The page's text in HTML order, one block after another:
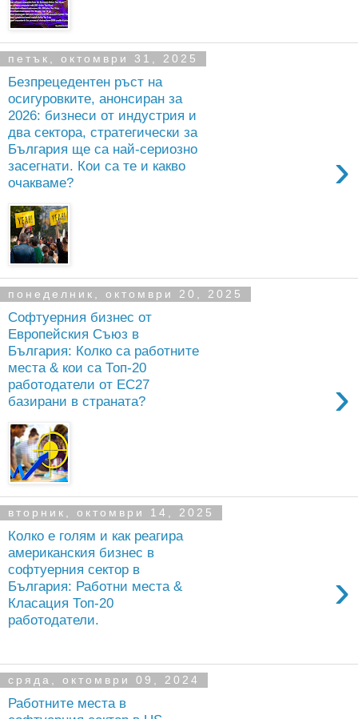
петък, октомври 31, 2025
Безпрецедентен ръст на
осигуровките, анонсиран за
2026: бизнеси от индустрия и
два сектора, стратегически за
България ще са най-сериозно
засегнати. Кои са те и какво
очакваме?
›
понеделник, октомври 20, 2025
Софтуерния бизнес от
Европейския Съюз в
България: Колко са работните
места & кои са Топ-20
работодатели от ЕС27
базирани в страната?
›
вторник, октомври 14, 2025
Колко е голям и как реагира
американския бизнес в
софтуерния сектор в
България: Работни места &
Класация Топ-20
работодатели.
›
сряда, октомври 09, 2024
Работните места в